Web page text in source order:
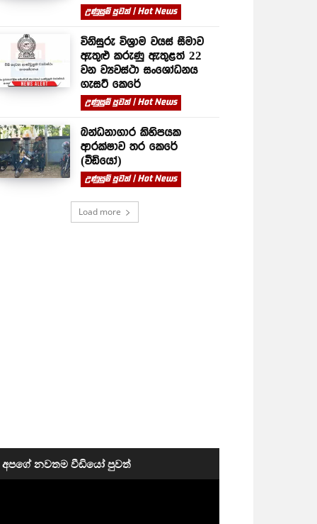
උණුසුම් පුවත් | Hot News
විනිසුරු විශ්‍රාම වයස් සීමාව
ඇතුළු කරුණු ඇතුළත් 22
වන ව්‍යවස්ථා සංශෝධනය
ගැසට් කෙරේ
උණුසුම් පුවත් | Hot News
බන්ධනාගාර කිහිපයක
ආරක්ෂාව තර කෙරේ
(වීඩියෝ)
උණුසුම් පුවත් | Hot News
Load more
අපගේ නවතම වීඩියෝ පුවත්